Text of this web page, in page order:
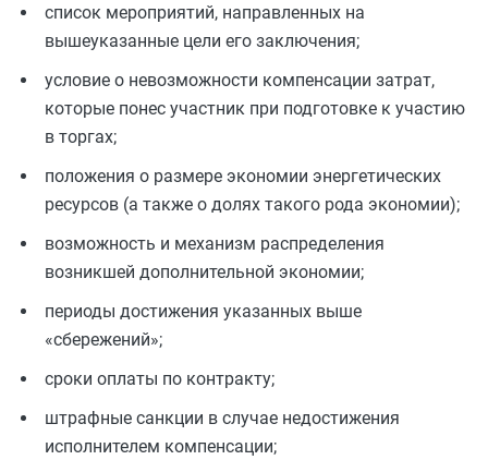
список мероприятий, направленных на
вышеуказанные цели его заключения;
условие о невозможности компенсации затрат,
которые понес участник при подготовке к участию
в торгах;
положения о размере экономии энергетических
ресурсов (а также о долях такого рода экономии);
возможность и механизм распределения
возникшей дополнительной экономии;
периоды достижения указанных выше
«сбережений»;
сроки оплаты по контракту;
штрафные санкции в случае недостижения
исполнителем компенсации;